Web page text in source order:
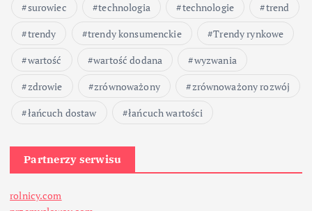
surowiec
technologia technologie
trend
trendy
trendy konsumenckie
Trendy rynkowe
wartość
wartość dodana
wyzwania
zdrowie
zrównoważony
zrównoważony rozwój
łańcuch dostaw
łańcuch wartości
Partnerzy serwisu
rolnicy.com